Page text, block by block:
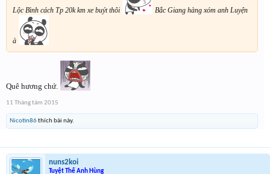
Lộc Bình cách Tp 20k km xe buýt thôi Bắc Giang hàng xóm anh Luyện
à
Quê hương chứ.
11 Tháng tám 2015
Nicotin86thích bài này.
nuns2koi
Tuyệt Thế Anh Hùng